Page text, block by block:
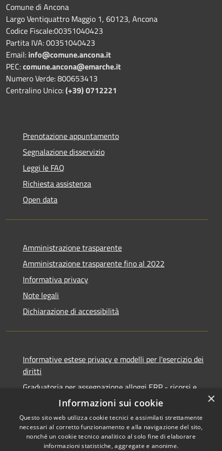
Comune di Ancona
Largo Ventiquattro Maggio 1, 60123, Ancona
Codice Fiscale:00351040423
Partita IVA: 00351040423
Email: info@comune.ancona.it
PEC:comune.ancona@emarche.it
Numero Verde: 800653413
Centralino Unico:(+39) 0712221
Prenotazione appuntamento
Segnalazione disservizio
Leggi le FAQ
Richiesta assistenza
Open data
Amministrazione trasparente
Amministrazione trasparente fino al 2022
Informativa privacy
Note legali
Dichiarazione di accessibilità
Informative estese privacy e modelli per l'esercizio dei
diritti
Graduatoria per assegnazione alloggi ERP - ricorsi e
Copyright © 2026 • Comune di
×
Informazioni sui cookie
Questo sito web utilizza cookie tecnici e assimilati strettamente
necessari al corretto funzionamento e alla navigazione del sito,
nonché un cookie tecnico analitico al solo fine di elaborare
informazioni statistiche, aggregate e anonime.